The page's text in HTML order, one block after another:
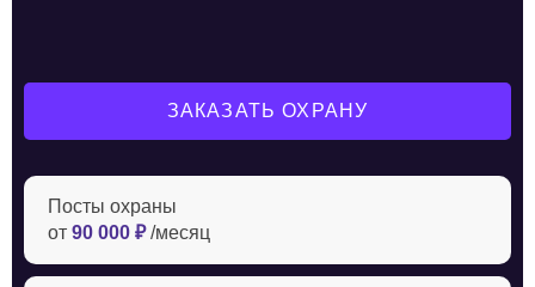
ЗАКАЗАТЬ ОХРАНУ
Посты охраны
от 90 000 ₽/месяц